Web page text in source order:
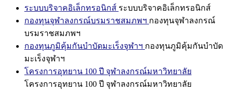
ระบบบริจาคอิเล็กทรอนิกส์ ระบบบริจาคอิเล็กทรอนิกส์
กองทุนจุฬาลงกรณ์บรมราชสมภพฯ กองทุนจุฬาลงกรณ์
บรมราชสมภพฯ
กองทุนภูมิคุ้มกันบำบัดมะเร็งจุฬาฯ กองทุนภูมิคุ้มกันบำบัด
มะเร็งจุฬาฯ
โครงการอุทยาน 100 ปี จุฬาลงกรณ์มหาวิทยาลัย
โครงการอุทยาน 100 ปี จุฬาลงกรณ์มหาวิทยาลัย